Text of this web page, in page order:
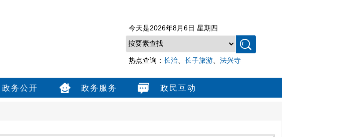
今天是2026年8月6日 星期四
热点查询： 长治 长子旅游 法兴寺
政务公开 政务服务 政民互动